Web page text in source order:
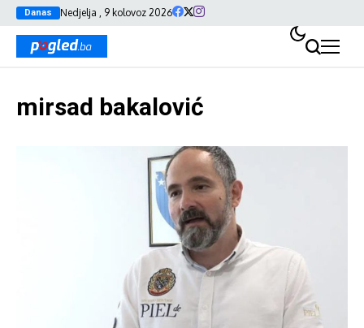
Danas Nedjelja , 9 kolovoz 2026
mirsad bakalović